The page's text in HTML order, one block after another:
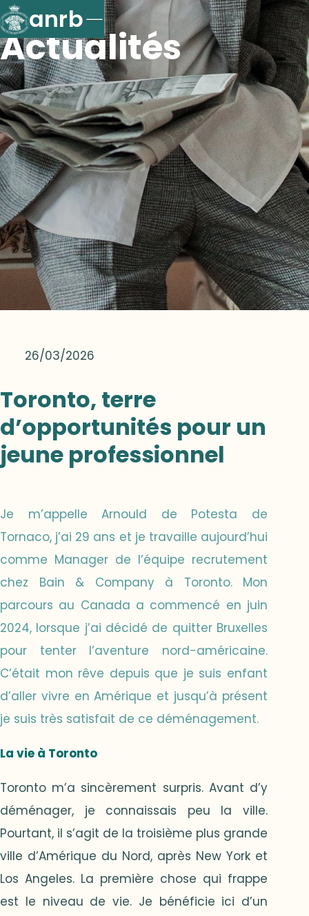
anrb
Actualités
26/03/2026
Toronto, terre
d’opportunités pour un
jeune professionnel
Je m’appelle Arnould de Potesta de
Tornaco, j’ai 29 ans et je travaille aujourd’hui
comme Manager de l’équipe recrutement
chez Bain & Company à Toronto. Mon
parcours au Canada a commencé en juin
2024, lorsque j’ai décidé de quitter Bruxelles
pour tenter l’aventure nord-américaine.
C’était mon rêve depuis que je suis enfant
d’aller vivre en Amérique et jusqu’à présent
je suis très satisfait de ce déménagement.
La vie à Toronto
Toronto m’a sincèrement surpris. Avant d’y
déménager, je connaissais peu la ville.
Pourtant, il s’agit de la troisième plus grande
ville d’Amérique du Nord, après New York et
Los Angeles. La première chose qui frappe
est le niveau de vie. Je bénéficie ici d’un